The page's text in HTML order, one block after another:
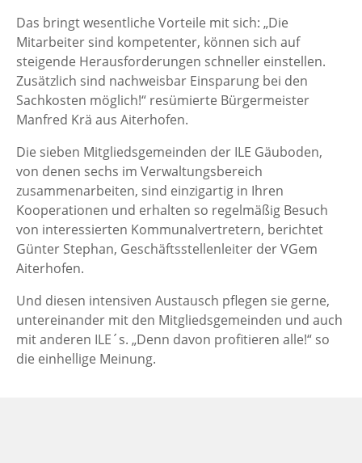
Das bringt wesentliche Vorteile mit sich: „Die
Mitarbeiter sind kompetenter, können sich auf
steigende Herausforderungen schneller einstellen.
Zusätzlich sind nachweisbar Einsparung bei den
Sachkosten möglich!“ resümierte Bürgermeister
Manfred Krä aus Aiterhofen.
Die sieben Mitgliedsgemeinden der ILE Gäuboden,
von denen sechs im Verwaltungsbereich
zusammenarbeiten, sind einzigartig in Ihren
Kooperationen und erhalten so regelmäßig Besuch
von interessierten Kommunalvertretern, berichtet
Günter Stephan, Geschäftsstellenleiter der VGem
Aiterhofen.
Und diesen intensiven Austausch pflegen sie gerne,
untereinander mit den Mitgliedsgemeinden und auch
mit anderen ILE´s. „Denn davon profitieren alle!“ so
die einhellige Meinung.